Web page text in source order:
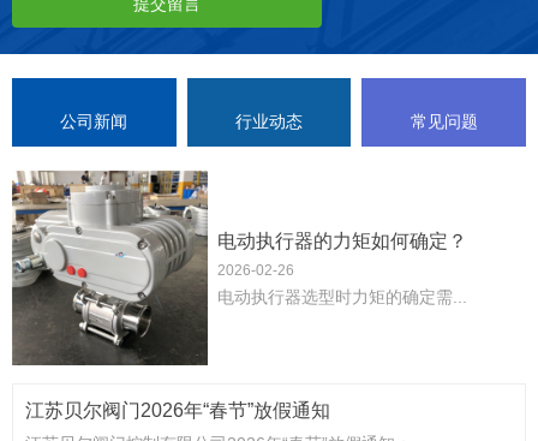
提交留言
公司新闻 行业动态 常见问题
电动执行器的力矩如何确定？
2026-02-26
‌电动执行器选型时力矩的确定需...
江苏贝尔阀门2026年“春节”放假通知